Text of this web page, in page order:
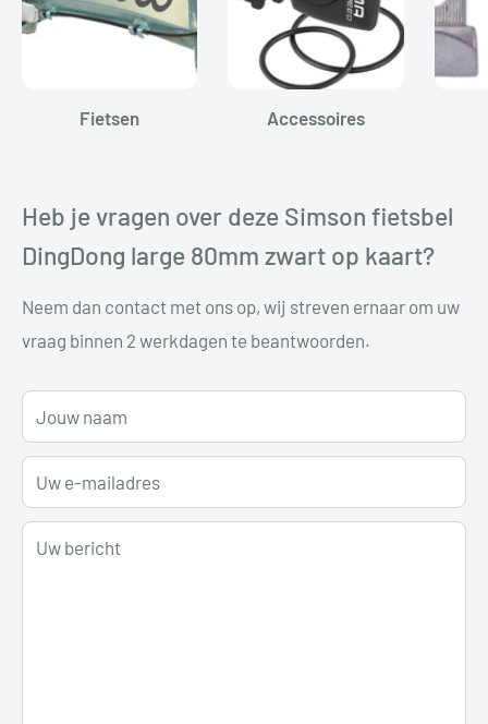
Fietsen Accessoires
Heb je vragen over deze Simson fietsbel
DingDong large 80mm zwart op kaart?
Neem dan contact met ons op, wij streven ernaar om uw
vraag binnen 2 werkdagen te beantwoorden.
Jouw naam
Uw e-mailadres
Uw bericht